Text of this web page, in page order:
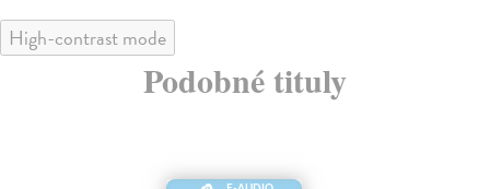
High-contrast mode
Podobné tituly